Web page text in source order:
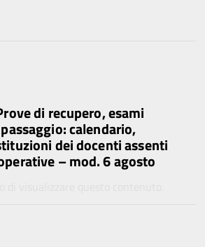
di recupero, esami
calendario,
dei docenti assenti
– mod. 6 agosto